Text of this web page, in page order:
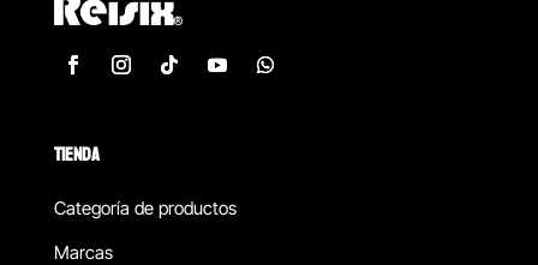
TIENDA
Categoría de productos
Marcas